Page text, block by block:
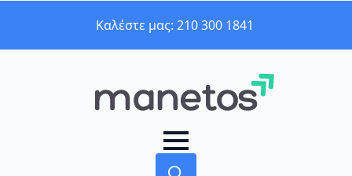
Καλέστε μας: 210 300 1841